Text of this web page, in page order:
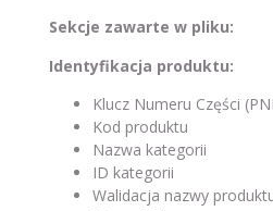
Sekcje zawarte w pliku:
Identyfikacja produktu:
Klucz Numeru Części
Kod produktu
Nazwa kategorii
ID kategorii
Walidacja nazwy